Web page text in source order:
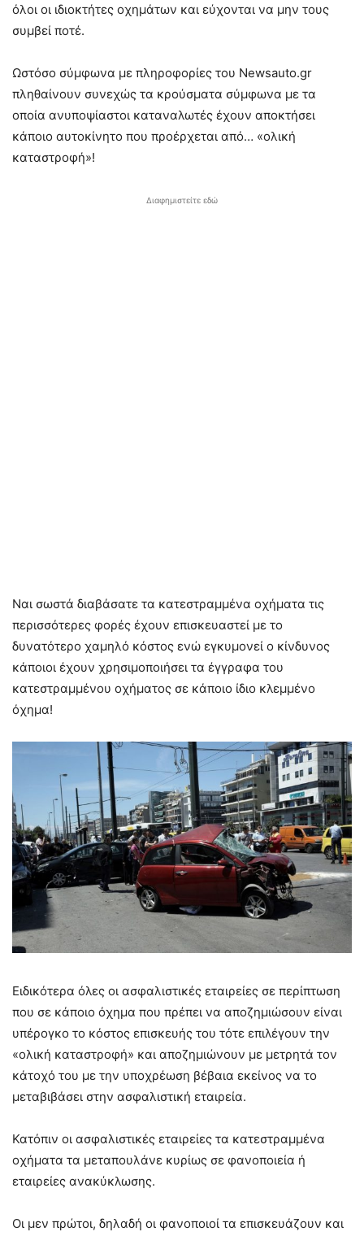
όλοι οι ιδιοκτήτες οχημάτων και εύχονται να μην τους
συμβεί ποτέ.
Ωστόσο σύμφωνα με πληροφορίες του Newsauto.gr
πληθαίνουν συνεχώς τα κρούσματα σύμφωνα με τα
οποία ανυποψίαστοι καταναλωτές έχουν αποκτήσει
κάποιο αυτοκίνητο που προέρχεται από… «ολική
καταστροφή»!
Διαφημιστείτε εδώ
Ναι σωστά διαβάσατε τα κατεστραμμένα οχήματα τις
περισσότερες φορές έχουν επισκευαστεί με το
δυνατότερο χαμηλό κόστος ενώ εγκυμονεί ο κίνδυνος
κάποιοι έχουν χρησιμοποιήσει τα έγγραφα του
κατεστραμμένου οχήματος σε κάποιο ίδιο κλεμμένο
όχημα!
Ειδικότερα όλες οι ασφαλιστικές εταιρείες σε περίπτωση
που σε κάποιο όχημα που πρέπει να αποζημιώσουν είναι
υπέρογκο το κόστος επισκευής του τότε επιλέγουν την
«ολική καταστροφή» και αποζημιώνουν με μετρητά τον
κάτοχό του με την υποχρέωση βέβαια εκείνος να το
μεταβιβάσει στην ασφαλιστική εταιρεία.
Κατόπιν οι ασφαλιστικές εταιρείες τα κατεστραμμένα
οχήματα τα μεταπουλάνε κυρίως σε φανοποιεία ή
εταιρείες ανακύκλωσης.
Οι μεν πρώτοι, δηλαδή οι φανοποιοί τα επισκευάζουν και